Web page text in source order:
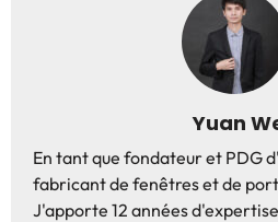
Yuan
En tant que fondateur et PDG
fabricant de fenêtres et de
J'apporte 12 années